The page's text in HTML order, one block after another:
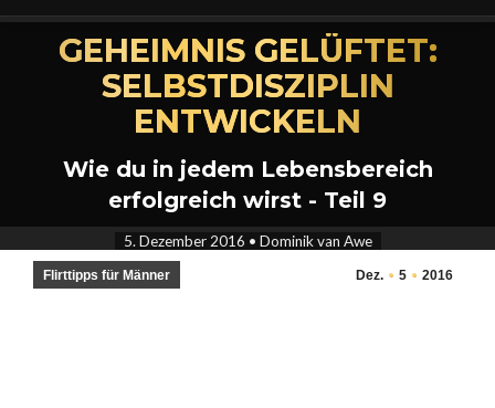
GEHEIMNIS GELÜFTET:
SELBSTDISZIPLIN
ENTWICKELN
Wie du in jedem Lebensbereich
erfolgreich wirst - Teil 9
5. Dezember 2016 • Dominik van Awe
Dez. 5 2016
Flirttipps für Männer